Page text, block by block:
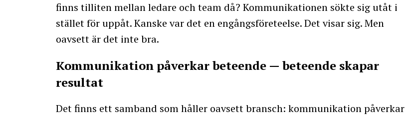
finns tilliten mellan ledare och team då? Kommunikationen sökte sig utåt i
stället för uppåt. Kanske var det en engångsföreteelse. Det visar sig. Men
oavsett är det inte bra.
Kommunikation påverkar beteende — beteende skapar
resultat
Det finns ett samband som håller oavsett bransch: kommunikation påverkar